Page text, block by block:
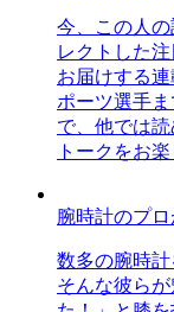
今、この人
レクトした
お届けする
ポーツ選手
で、他では
トークをお
腕時計のプロ
数多の腕時計
そんな彼ら